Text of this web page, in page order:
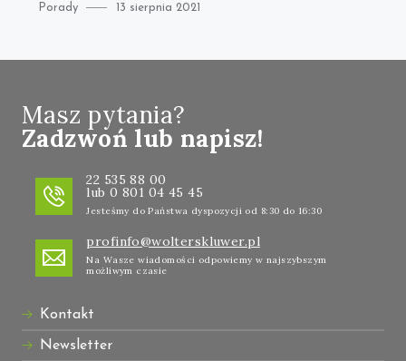
Category
Porady
Posted
13 sierpnia 2021
Masz pytania?
Zadzwoń lub napisz!
22 535 88 00
lub 0 801 04 45 45
Jesteśmy do Państwa dyspozycji od 8:30 do 16:30
profinfo@wolterskluwer.pl
Na Wasze wiadomości odpowiemy w najszybszym
możliwym czasie
Kontakt
Newsletter